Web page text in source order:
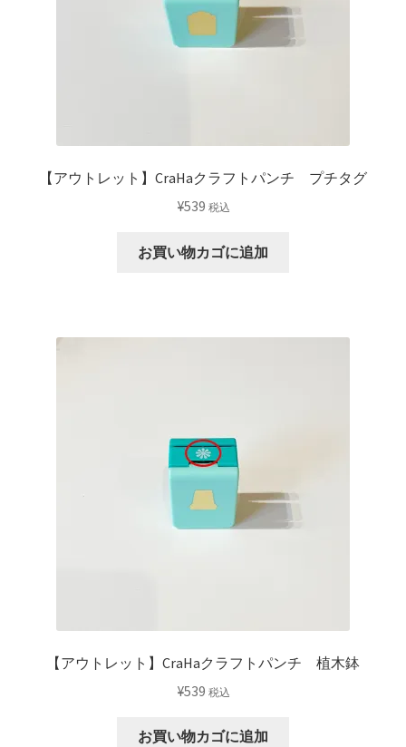
【アウトレット】CraHaクラフトパンチ プチタグ
¥539 税込
お買い物カゴに追加
【アウトレット】CraHaクラフトパンチ 植木鉢
¥539 税込
お買い物カゴに追加